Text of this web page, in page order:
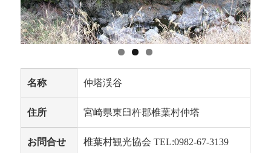
名称 仲塔渓谷
住所 宮崎県東臼杵郡椎葉村仲塔
お問合せ 椎葉村観光協会 TEL:0982-67-3139